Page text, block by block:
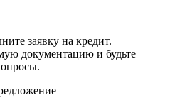
заявку на кредит.
документацию и будьте